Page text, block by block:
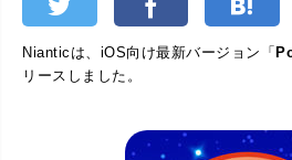
Nianticは、iOS向け最新バージョン「
リースしました。